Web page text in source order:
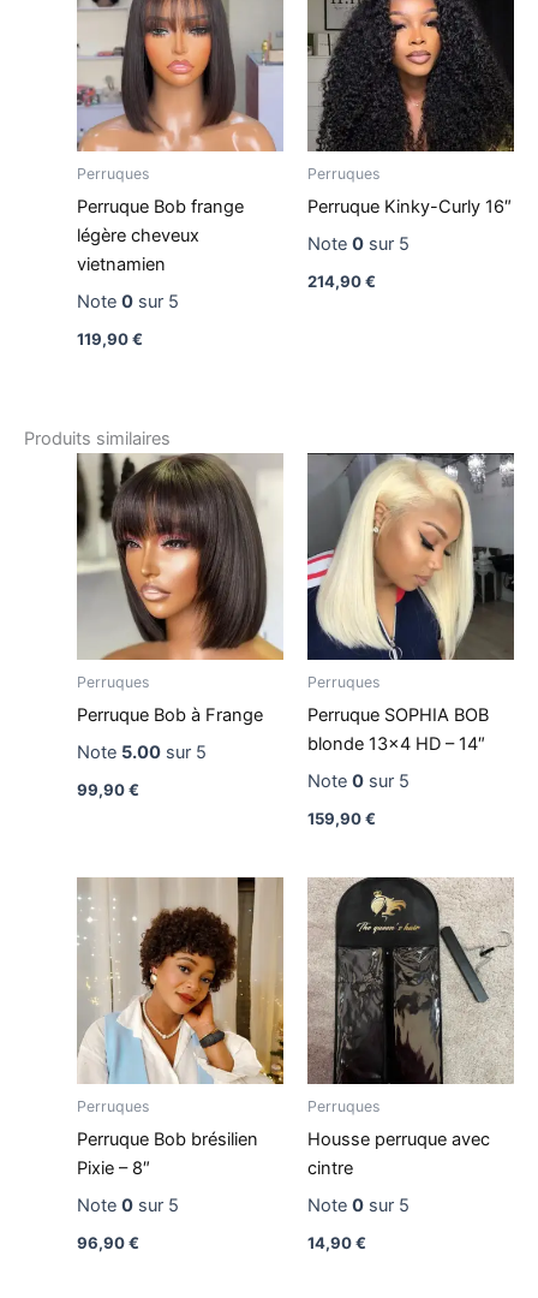
Perruques
Perruque Bob frange
légère cheveux
vietnamien
Note 0sur 5
119,90€
Perruques
Perruque Kinky-Curly 16″
Note 0sur 5
214,90€
Produits similaires
Perruques
Perruque Bob à Frange
Note 5.00sur 5
99,90€
Perruques
Perruque SOPHIA BOB
blonde 13×4 HD – 14″
Note 0sur 5
159,90€
Perruques
Perruque Bob brésilien
Pixie – 8″
Note 0sur 5
96,90€
Perruques
Housse perruque avec
cintre
Note 0sur 5
14,90€